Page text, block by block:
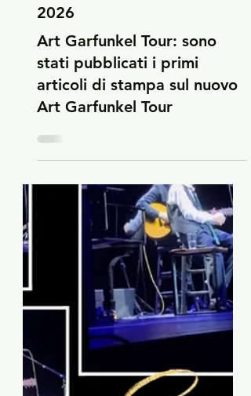
24 giu
Tempo di lettura: 2 min
2026
Art Garfunkel Tour: sono
articoli di stampa sul nuovo
Art Garfunkel Tour